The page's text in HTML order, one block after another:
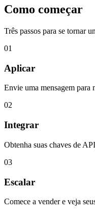
Como começar
Três passos para se tornar
01
Aplicar
Envie uma mensagem para
02
Integrar
Obtenha suas chaves de
03
Escalar
Comece a vender e veja